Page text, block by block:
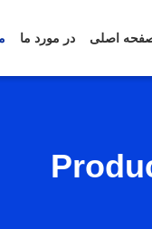
اصلی در مورد ما